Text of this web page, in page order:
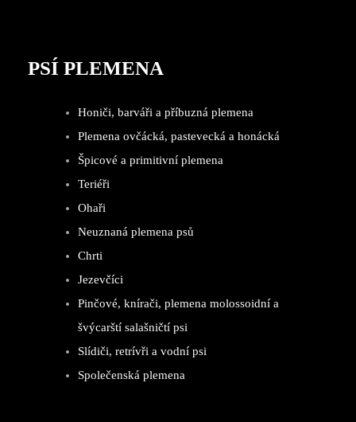
PSÍ PLEMENA
Honiči, barváři a příbuzná plemena
Plemena ovčácká, pastevecká a honácká
Špicové a primitivní plemena
Teriéři
Ohaři
Neuznaná plemena psů
Chrti
Jezevčíci
Pinčové, knírači, plemena molossoidní a
švýcarští salašničtí psi
Slídiči, retrívři a vodní psi
Společenská plemena